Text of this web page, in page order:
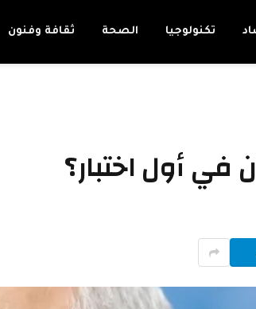
تكنولوجيا الصحة ثقافة وفنون
أول اختبار؟